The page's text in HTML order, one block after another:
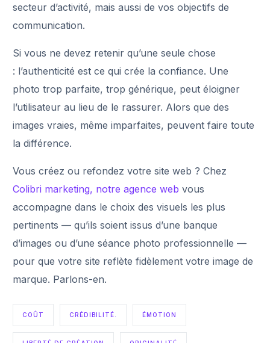
secteur d’activité, mais aussi de vos objectifs de
communication.
Si vous ne devez retenir qu’une seule chose
: l’authenticité est ce qui crée la confiance. Une
photo trop parfaite, trop générique, peut éloigner
l’utilisateur au lieu de le rassurer. Alors que des
images vraies, même imparfaites, peuvent faire toute
la différence.
Vous créez ou refondez votre site web ? Chez
Colibri marketing, notre agence web vous
accompagne dans le choix des visuels les plus
pertinents — qu’ils soient issus d’une banque
d’images ou d’une séance photo professionnelle —
pour que votre site reflète fidèlement votre image de
marque. Parlons-en.
COÛT CRÉDIBILITÉ. ÉMOTION